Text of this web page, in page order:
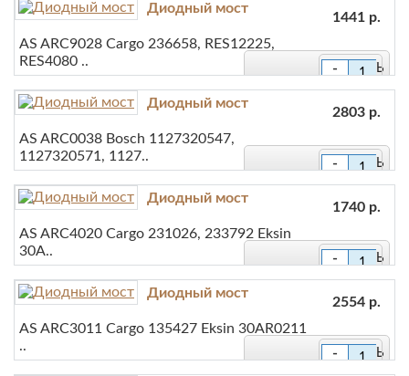
В закладки
В сравнение
Диодный мост
AS ARC9028 Cargo 236658, RES12225,
RES4080 ..
1441 р.
-
В закладки
В сравнение
Диодный мост
AS ARC0038 Bosch 1127320547,
1127320571, 1127..
2803 р.
-
В закладки
В сравнение
Диодный мост
AS ARC4020 Cargo 231026, 233792 Eksin
30A..
1740 р.
-
В закладки
В сравнение
Диодный мост
AS ARC3011 Cargo 135427 Eksin 30AR0211
..
2554 р.
-